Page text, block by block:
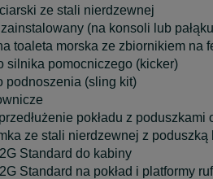
ze stali nierdzewnej
zainstalowany (na konsoli lub
toaleta morska ze zbiornikiem na
silnika pomocniczego (kicker)
podnoszenia (sling kit)
pokładu z poduszkami
ze stali nierdzewnej z poduszką
Standard do kabiny
Standard na pokład i platformy